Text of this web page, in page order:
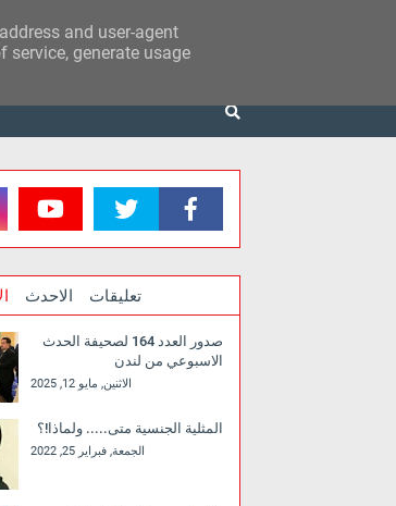
الاحدث تعليقات
صدور العدد 164 لصحيفة الحدث
الاسبوعي من لندن
الاثنين, مايو 12, 2025
المثلية الجنسية متى..... ولماذا!؟
الجمعة, فبراير 25, 2022
and user-agent
generate usage